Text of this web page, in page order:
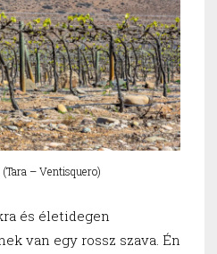
– Ventisquero)
és életidegen
van egy rossz szava. Én